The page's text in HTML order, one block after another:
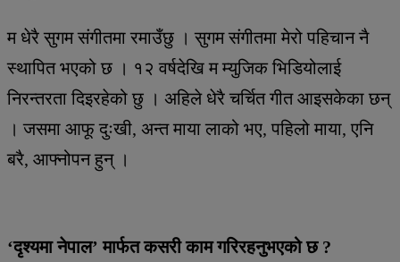
म धेरै सुगम संगीतमा रमाउँछु । सुगम संगीतमा मेरो पहिचान नै
स्थापित भएको छ । १२ वर्षदेखि म म्युजिक भिडियोलाई
निरन्तरता दिइरहेको छु । अहिले धेरै चर्चित गीत आइसकेका छन्
। जसमा आफू दुःखी, अन्त माया लाको भए, पहिलो माया, एनि
बरै, आफ्नोपन हुन् ।
‘दृश्यमा नेपाल’ मार्फत कसरी काम गरिरहनुभएको छ ?